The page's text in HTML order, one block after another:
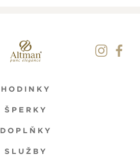
HODINKY
ŠPERKY
DOPLŇKY
SLUŽBY